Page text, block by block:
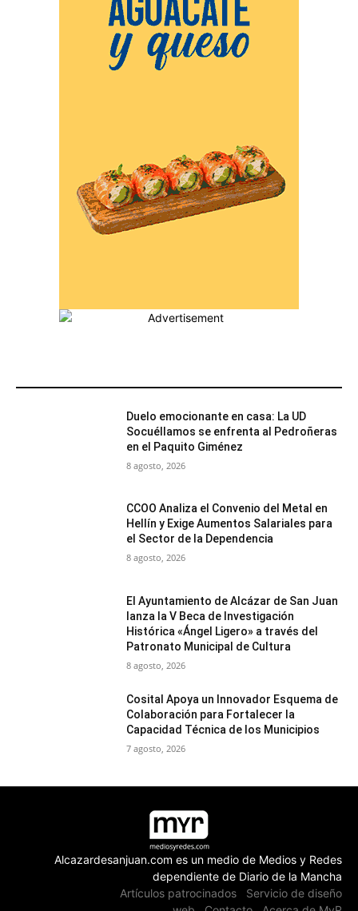
Duelo emocionante en casa: La UD
Socuéllamos se enfrenta al Pedroñeras
en el Paquito Giménez
8 agosto, 2026
CCOO Analiza el Convenio del Metal en
Hellín y Exige Aumentos Salariales para
el Sector de la Dependencia
8 agosto, 2026
El Ayuntamiento de Alcázar de San Juan
lanza la V Beca de Investigación
Histórica «Ángel Ligero» a través del
Patronato Municipal de Cultura
8 agosto, 2026
Cosital Apoya un Innovador Esquema de
Colaboración para Fortalecer la
Capacidad Técnica de los Municipios
7 agosto, 2026
Alcazardesanjuan.com es un medio de Medios y Redes
dependiente de Diario de la Mancha
Artículos patrocinados
Servicio de diseño